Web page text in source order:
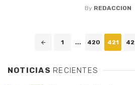
By REDACCION
1 ... 420 421
NOTICIAS RECIENTES